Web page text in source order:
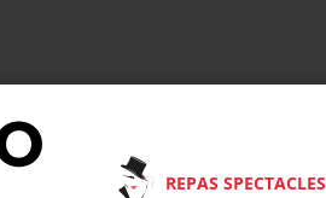
REPAS SPECTACLES